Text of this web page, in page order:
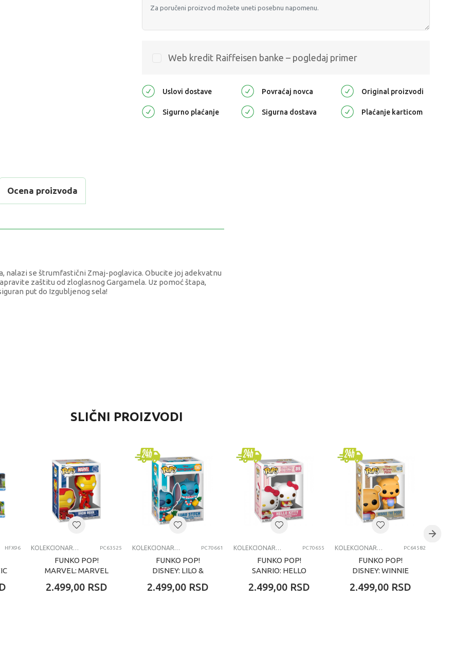
Web kredit Raiffeisen banke – pogledaj primer
Uslovi dostave Povraćaj novca Original proizvodi
Sigurno plaćanje Sigurna dostava Plaćanje karticom
Ocena proizvoda
nalazi se štrumfastični Zmaj-poglavica. Obucite joj adekvatnu
zaštitu od zloglasnog Gargamela. Uz pomoć štapa,
put do Izgubljenog sela!
Kolekcionarske figure i setovi
AKCIONI SETOVI
SLIČNI PROIZVODI
HFX96 KOLEKCIONARSKE FIGURE I SETOVI PC63525
FUNKO POP!
MARVEL: MARVEL
IRON MAN
2.499,00 RSD
KOLEKCIONARSKE FIGURE I SETOVI PC70661
FUNKO POP!
DISNEY: LILO &
2.499,00 RSD
KOLEKCIONARSKE FIGURE I SETOVI PC70655
FUNKO POP!
SANRIO: HELLO
2.499,00 RSD
KOLEKCIONARSKE FIGURE I SETOVI PC64582
FUNKO POP!
DISNEY: WINNIE
2.499,00 RSD